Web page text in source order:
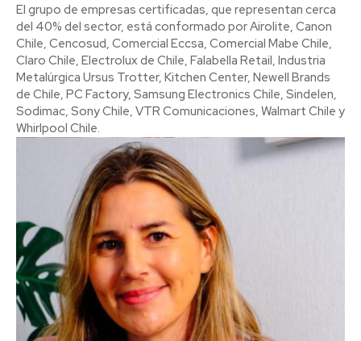
El grupo de empresas certificadas, que representan cerca
del 40% del sector, está conformado por Airolite, Canon
Chile, Cencosud, Comercial Eccsa, Comercial Mabe Chile,
Claro Chile, Electrolux de Chile, Falabella Retail, Industria
Metalúrgica Ursus Trotter, Kitchen Center, Newell Brands
de Chile, PC Factory, Samsung Electronics Chile, Sindelen,
Sodimac, Sony Chile, VTR Comunicaciones, Walmart Chile y
Whirlpool Chile.